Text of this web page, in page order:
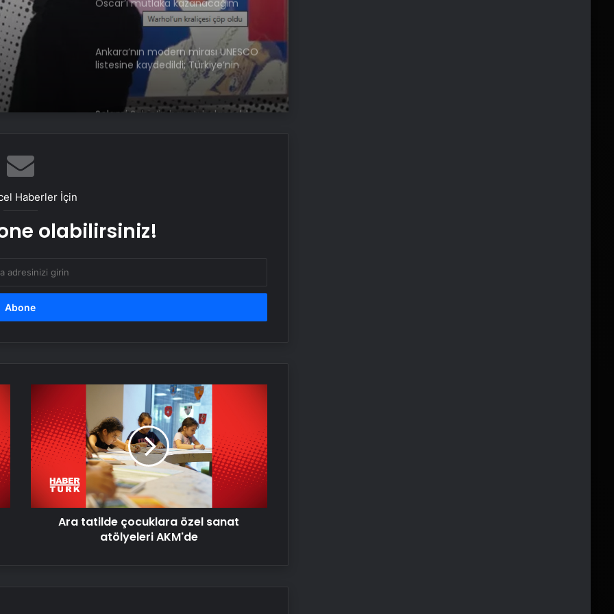
Oscar’ı mutlaka kazanacağım
Ankara’nın modern mirası UNESCO
listesine kaydedildi; Türkiye’nin
listedeki varlık sayısı 80 oldu
Selami Şahin’in hayatı belgeselde
Konya’daki Gevele Kalesi turizme
Adile Naşit’in yeğeni Naşit Özcan,
hayatını kaybetti
Türk tiyatrosunun dev çınarı,
ölürken sahneden tören istemeyen
sanatçı: Muhsin Ertuğrul
Hollanda’da Andy Warhol’un
Haberler İçin
olabilirsiniz!
çocuklara
özel
sanat
atölyeleri
AKM'de
Ara tatilde çocuklara özel sanat
atölyeleri AKM'de